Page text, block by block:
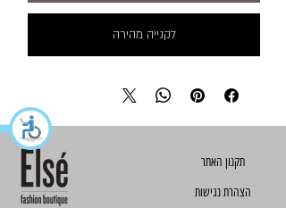
לקנייה מהירה
תקנון האתר​​
הצהרת נגישות